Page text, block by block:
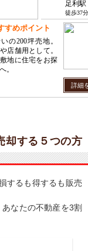
却する５つの方
するも得するも販売
なたの不動産を3割